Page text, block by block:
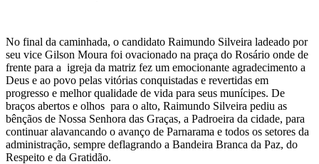
No final da caminhada, o candidato Raimundo Silveira ladeado por
seu vice Gilson Moura foi ovacionado na praça do Rosário onde de
frente para a igreja da matriz fez um emocionante agradecimento a
Deus e ao povo pelas vitórias conquistadas e revertidas em
progresso e melhor qualidade de vida para seus munícipes. De
braços abertos e olhos para o alto, Raimundo Silveira pediu as
bênçãos de Nossa Senhora das Graças, a Padroeira da cidade, para
continuar alavancando o avanço de Parnarama e todos os setores da
administração, sempre deflagrando a Bandeira Branca da Paz, do
Respeito e da Gratidão.